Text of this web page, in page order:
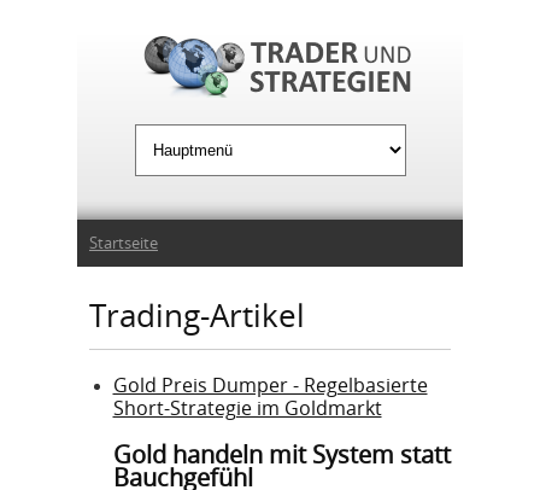
Sie sind hier
Startseite
Trading-Artikel
Gold Preis Dumper - Regelbasierte
Short-Strategie im Goldmarkt
Gold handeln mit System statt
Bauchgefühl